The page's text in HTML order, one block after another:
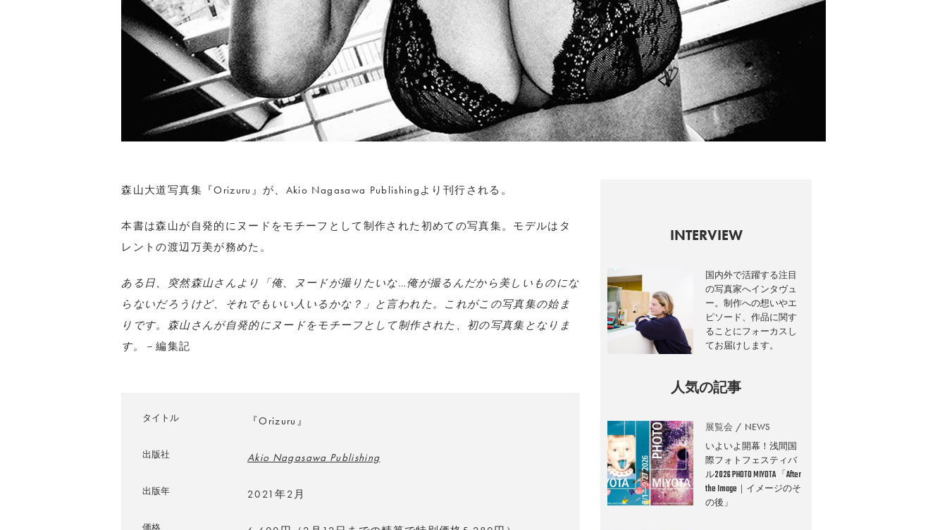
森山大道写真集『Orizuru』が、Akio Nagasawa Publishingより刊行される。
本書は森山が自発的にヌードをモチーフとして制作された初めての写真集。モデルはタ
レントの渡辺万美が務めた。
ある日、突然森山さんより「俺、ヌードが撮りたいな…俺が撮るんだから美しいものにな
らないだろうけど、それでもいい人いるかな？」と言われた。これがこの写真集の始ま
りです。森山さんが自発的にヌードをモチーフとして制作された、初の写真集となりま
す。
－編集記
タイトル 『Orizuru』
出版社 Akio Nagasawa Publishing
出版年 2021年2月
価格
INTERVIEW
国内外で活躍する注目
の写真家へインタヴュ
ー。制作への想いやエ
ピソード、作品に関す
ることにフォーカスし
てお届けします。
人気の記事
展覧会 NEWS
いよいよ開幕！浅間国
際フォトフェスティバ
ル2026 PHOTO MIYOTA 「After
the Image｜イメージのそ
の後」